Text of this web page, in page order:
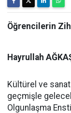
Öğrencilerin
Hayrullah
Kültürel ve
geçmişle
Olgunlaşma